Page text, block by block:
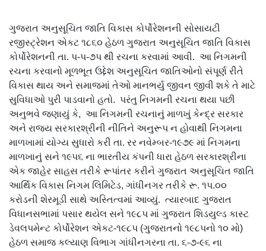
ગુજરાત અનુસૂચિત જાતિ વિકાસ કોર્પોરેશનની સોસાયટી
રજીસ્‍ટ્રેશન એકટ ૧૮૬૦ હેઠળ ગુજરાત અનુસૂચિત જાતિ વિકાસ
કોર્પોરેશનની તા. પ-પ-૭પ થી રચના કરવામાં આવી. આ નિગમની
રચના કરવાનો મૂળભૂત ઉદ્દેશ અનુસૂચિત જાતિઓનો સંપૂર્ણ રીતે
વિકાસ થાય અને સમાજમાં તેઓ માનભર્યુ જીવન જીવી શકે તે માટે
સુવિધાઓ પુરી પાડવાનો હતો. પરંતુ નિગમની રચના થયા પછી
અનુભવે જણાયું કે, આ નિગમની રચનાનું માળખું કેન્‍દ્ર સરકાર
અને રાજય સરકારશ્રીની નીતિને અનુરૂપ ન હોવાથી નિગમના
માળખામાં યોગ્‍ય સુધારો કરી તા. રર નવેમ્‍બર-૧૯૭૯ માં નિગમના
માળખાનું સને ૧૯પ૬ ના ભારતીય કંપની ધારા હેઠળ સરકારશ્રીના
એક જાહેર સાહસ તરીકે રૂપાંતર કરીને ગુજરાત અનુસૂચિત જાતિ
આર્થિક વિકાસ નિગમ લિમિટેડ, ગાંધીનગર તરીકે રૂ. ૧પ.૦૦
કરોડની શેરમૂડી સાથે અસ્તિત્‍વમાં આવ્‍યું. ત્‍યારબાદ ગુજરાત
વિધાનસભામાં પસાર થયેલ સને ૧૯૮પ માં ગુજરાત શિડયુલ્‍ડ કાસ્‍ટ
ડેવલપમેન્‍ટ કોર્પોરેશન એકટ-૧૯૮પ (ગુજરાતનો ૧૯૮પનો ૧૦ મો)
હેઠળ સમાજ કલ્‍યાણ વિભાગ ગાંધીનગરના તા. ૬-૭-૯૬ ના